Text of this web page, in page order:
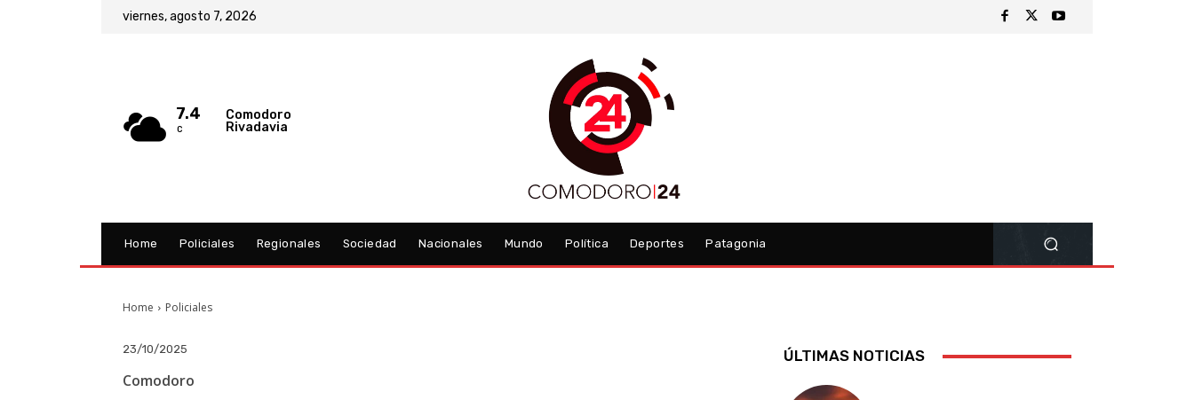
viernes, agosto 7, 2026
7.4
C
Comodoro
Rivadavia
Home Policiales Regionales Sociedad Nacionales Mundo Política Deportes Patagonia
Home Policiales
23/10/2025
Comodoro
ÚLTIMAS NOTICIAS